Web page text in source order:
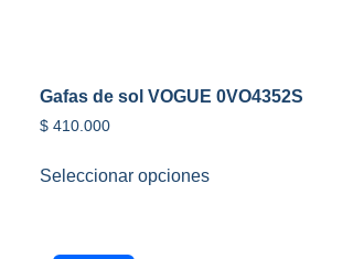
Gafas de sol VOGUE 0VO4352S
$ 410.000
Seleccionar opciones